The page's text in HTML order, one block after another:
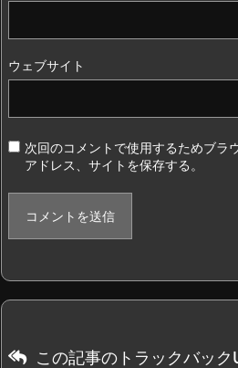
ウェブサイト
次回のコメントで使用するためブラ
アドレス、サイトを保存する。
この記事のトラックバック